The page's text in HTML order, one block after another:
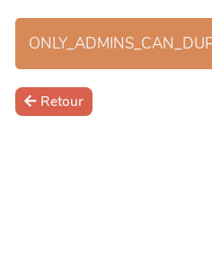
Retour